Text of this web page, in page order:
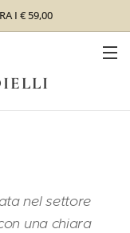
I € 59,00
nel settore
una chiara